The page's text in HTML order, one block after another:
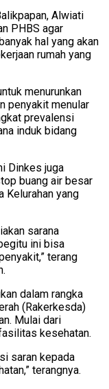
Alwiati
PHBS agar
hal yang akan
rumah yang
menurunkan
penyakit menular
prevalensi
induk bidang
Dinkes juga
buang air besar
Kelurahan yang
sarana
ini bisa
terang
dalam rangka
(Rakerkesda)
Mulai dari
kesehatan.
saran kepada
terangnya.